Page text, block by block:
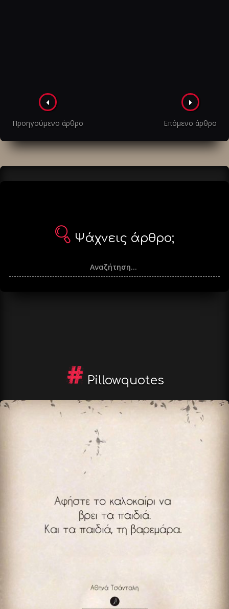
Πλοήγηση
στα
άρθρα
Προηγούμενο άρθρο Επόμενο άρθρο
Ψάχνεις άρθρο;
Pillowquotes